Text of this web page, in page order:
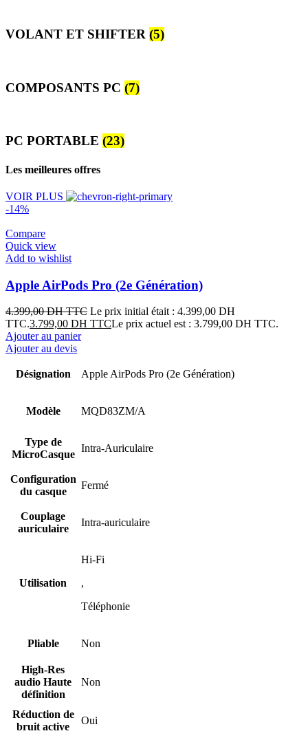
VOLANT ET SHIFTER (5)
COMPOSANTS PC (7)
PC PORTABLE (23)
Les meilleures offres
VOIR PLUS
-14%
Compare
Quick view
Add to wishlist
Apple AirPods Pro (2e Génération)
4.399,00DH TTC Le prix initial était : 4.399,00 DH
TTC.3.799,00 DH TTCLe prix actuel est : 3.799,00 DH TTC.
Ajouter au panier
Ajouter au devis
Désignation Apple AirPods Pro (2e Génération)
Modèle MQD83ZM/A
Type de
MicroCasque
Intra-Auriculaire
Configuration
du casque
Fermé
Couplage
auriculaire
Intra-auriculaire
Utilisation
Hi-Fi
,
Téléphonie
Pliable Non
High-Res
audio Haute
définition
Non
Réduction de
bruit active
Oui